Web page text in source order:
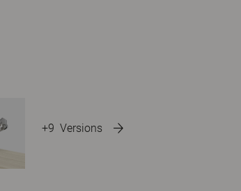
+9 Versions